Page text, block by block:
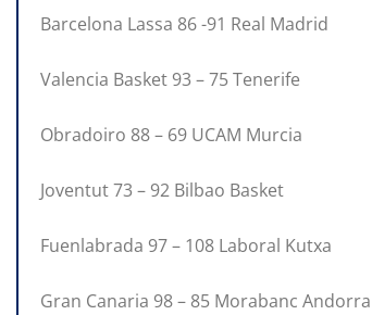
Barcelona Lassa 86 -91 Real Madrid
Valencia Basket 93 – 75 Tenerife
Obradoiro 88 – 69 UCAM Murcia
Joventut 73 – 92 Bilbao Basket
Fuenlabrada 97 – 108 Laboral Kutxa
Gran Canaria 98 – 85 Morabanc Andorra